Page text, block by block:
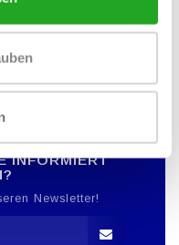
DAS DATUM
INFORMIERT
Newsletter!